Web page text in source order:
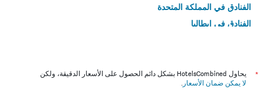
الفنادق في المملكة المتحدة
الفنادق في إيطاليا
*
يحاول HotelsCombined بشكل دائم الحصول على الأسعار الدقيقة، ولكن
لا يمكن ضمان الأسعار .